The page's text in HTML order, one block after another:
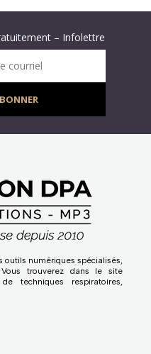
– Infolettre
d’hypnose gratuit !
courriel
numériques spécialisés,
trouverez dans le site
techniques respiratoires,